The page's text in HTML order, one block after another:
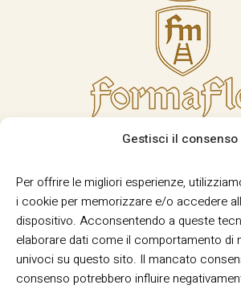
Gestisci il consenso
Per offrire le migliori esperienze,
i cookie per memorizzare e/o accedere
dispositivo. Acconsentendo a queste
elaborare dati come il comportamento di
univoci su questo sito. Il mancato
consenso potrebbero influire